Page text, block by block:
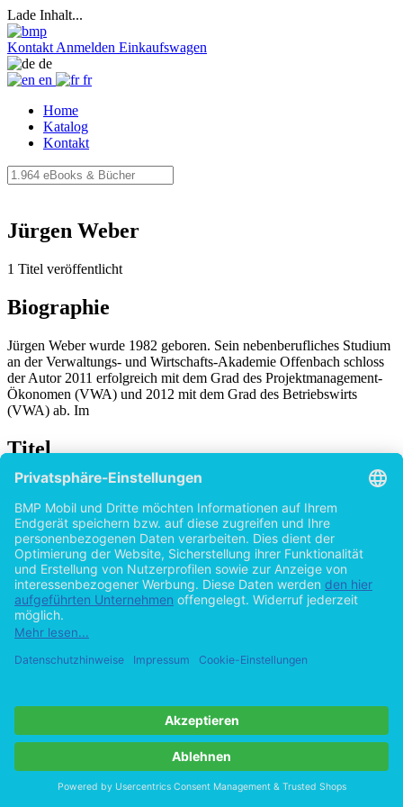
Lade Inhalt...
Kontakt Anmelden Einkaufswagen
de
en
fr
Home
Katalog
Kontakt
Jürgen Weber
1 Titel veröffentlicht
Biographie
Jürgen Weber wurde 1982 geboren. Sein nebenberufliches Studium
an der Verwaltungs- und Wirtschafts-Akademie Offenbach schloss
der Autor 2011 erfolgreich mit dem Grad des Projektmanagement-
Ökonomen (VWA) und 2012 mit dem Grad des Betriebswirts
(VWA) ab. Im
Titel
Wirtschaftsfaktor Bundesliga: Der Einfluss von
Stakeholder auf den deutschen Profifußball
vonJürgen Weber (Autor:in) 2014
©2012 Diplomarbeit 60 Seiten
Hilfe/FAQ
Impressum
Datenschutz
Copyright ©Imprint in der Bedey & Thoms Media GmbH powered
Cookie-Einstellungen